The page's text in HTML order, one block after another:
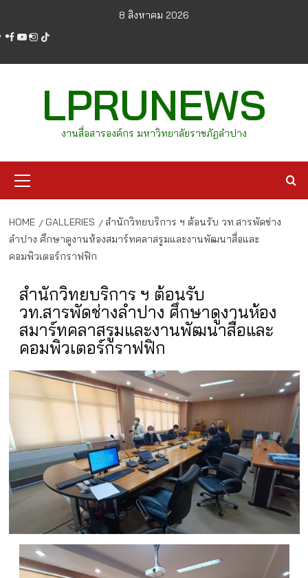
content
8 สิงหาคม 2026
facebook
youtube
instagram
tiktok
LPRUNEWS
งานสื่อสารองค์กร มหาวิทยาลัยราชภัฏลำปาง
Menu
HOME GALLERIES
สำนักวิทยบริการ ฯ ต้อนรับ วท.สารพัดช่าง
ลำปาง ศึกษาดูงานห้องสมาร์ทคลาสรูมและงานพัฒนาสื่อและ
คอมพิวเตอร์กราฟฟิก
สำนักวิทยบริการ ฯ ต้อนรับ
วท.สารพัดช่างลำปาง ศึกษาดูงานห้อง
สมาร์ทคลาสรูมและงานพัฒนาสื่อและ
คอมพิวเตอร์กราฟฟิก